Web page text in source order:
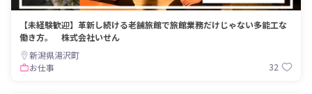
【未経験歓迎】革新し続ける老舗旅館で旅館業務だけじゃない多能工な
働き方。 株式会社いせん
新潟県湯沢町
お仕事
32